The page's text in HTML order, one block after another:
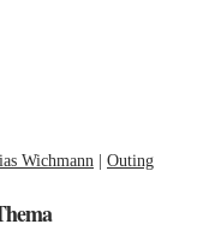
Wichmann Outing